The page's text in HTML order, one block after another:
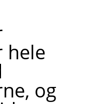
hele
og